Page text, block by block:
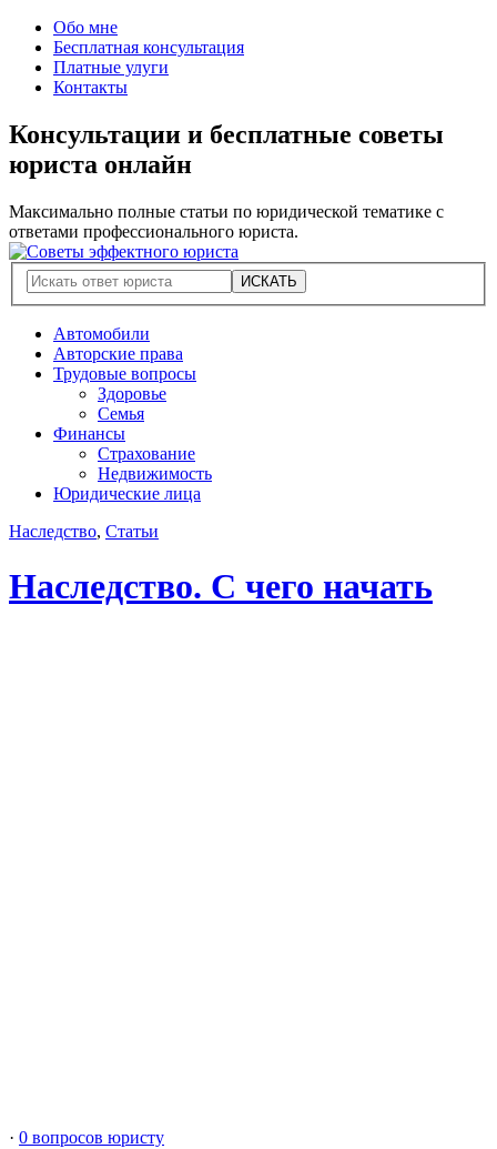
Обо мне
Бесплатная консультация
Платные улуги
Контакты
Консультации и бесплатные советы
юриста онлайн
Максимально полные статьи по юридической тематике с
ответами профессионального юриста.
Автомобили
Авторские права
Трудовые вопросы
Здоровье
Семья
Финансы
Страхование
Недвижимость
Юридические лица
Наследство, Статьи
Наследство. С чего начать
· 0 вопросов юристу